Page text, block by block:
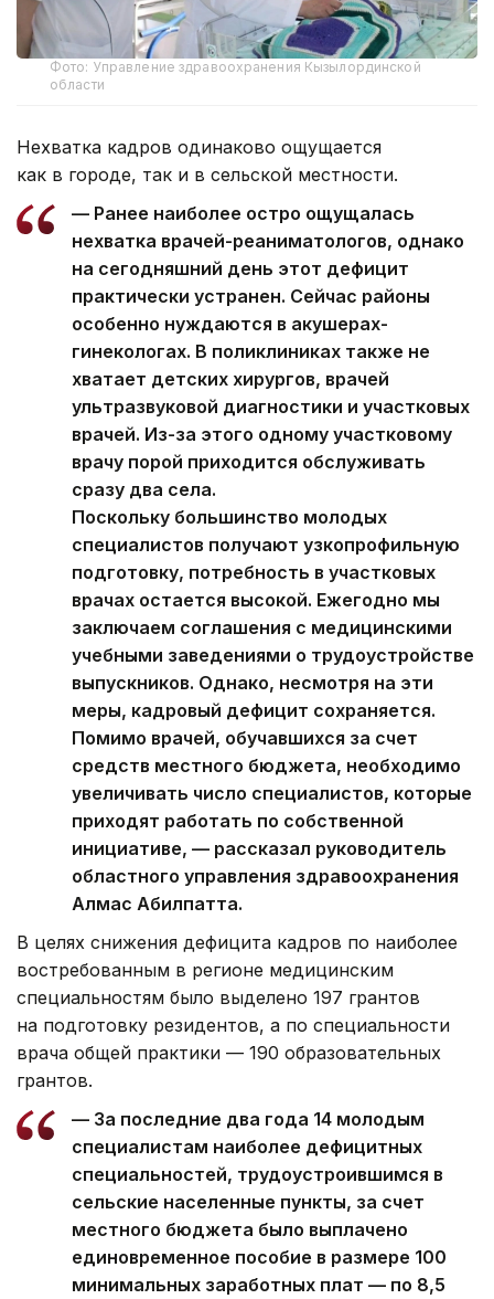
Фото: Управление здравоохранения Кызылординской
области
Нехватка кадров одинаково ощущается
как в городе, так и в сельской местности.
— Ранее наиболее остро ощущалась
нехватка врачей-реаниматологов, однако
на сегодняшний день этот дефицит
практически устранен. Сейчас районы
особенно нуждаются в акушерах-
гинекологах. В поликлиниках также не
хватает детских хирургов, врачей
ультразвуковой диагностики и участковых
врачей. Из-за этого одному участковому
врачу порой приходится обслуживать
сразу два села.
Поскольку большинство молодых
специалистов получают узкопрофильную
подготовку, потребность в участковых
врачах остается высокой. Ежегодно мы
заключаем соглашения с медицинскими
учебными заведениями о трудоустройстве
выпускников. Однако, несмотря на эти
меры, кадровый дефицит сохраняется.
Помимо врачей, обучавшихся за счет
средств местного бюджета, необходимо
увеличивать число специалистов, которые
приходят работать по собственной
инициативе, — рассказал руководитель
областного управления здравоохранения
Алмас Абилпатта.
В целях снижения дефицита кадров по наиболее
востребованным в регионе медицинским
специальностям было выделено 197 грантов
на подготовку резидентов, а по специальности
врача общей практики — 190 образовательных
грантов.
— За последние два года 14 молодым
специалистам наиболее дефицитных
специальностей, трудоустроившимся в
сельские населенные пункты, за счет
местного бюджета было выплачено
единовременное пособие в размере 100
минимальных заработных плат — по 8,5